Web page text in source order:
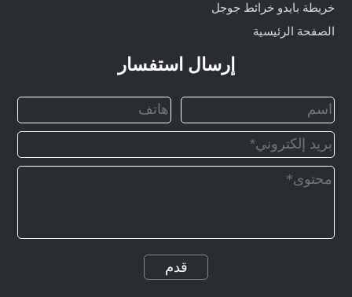
خريطة بايدو خرائط جوجل
الصفحة الرئيسية
إرسال استفسار
قدم